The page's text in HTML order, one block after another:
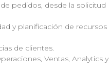
pedidos, desde la solicitud
y planificación de recursos
de clientes.
Ventas, Analytics y